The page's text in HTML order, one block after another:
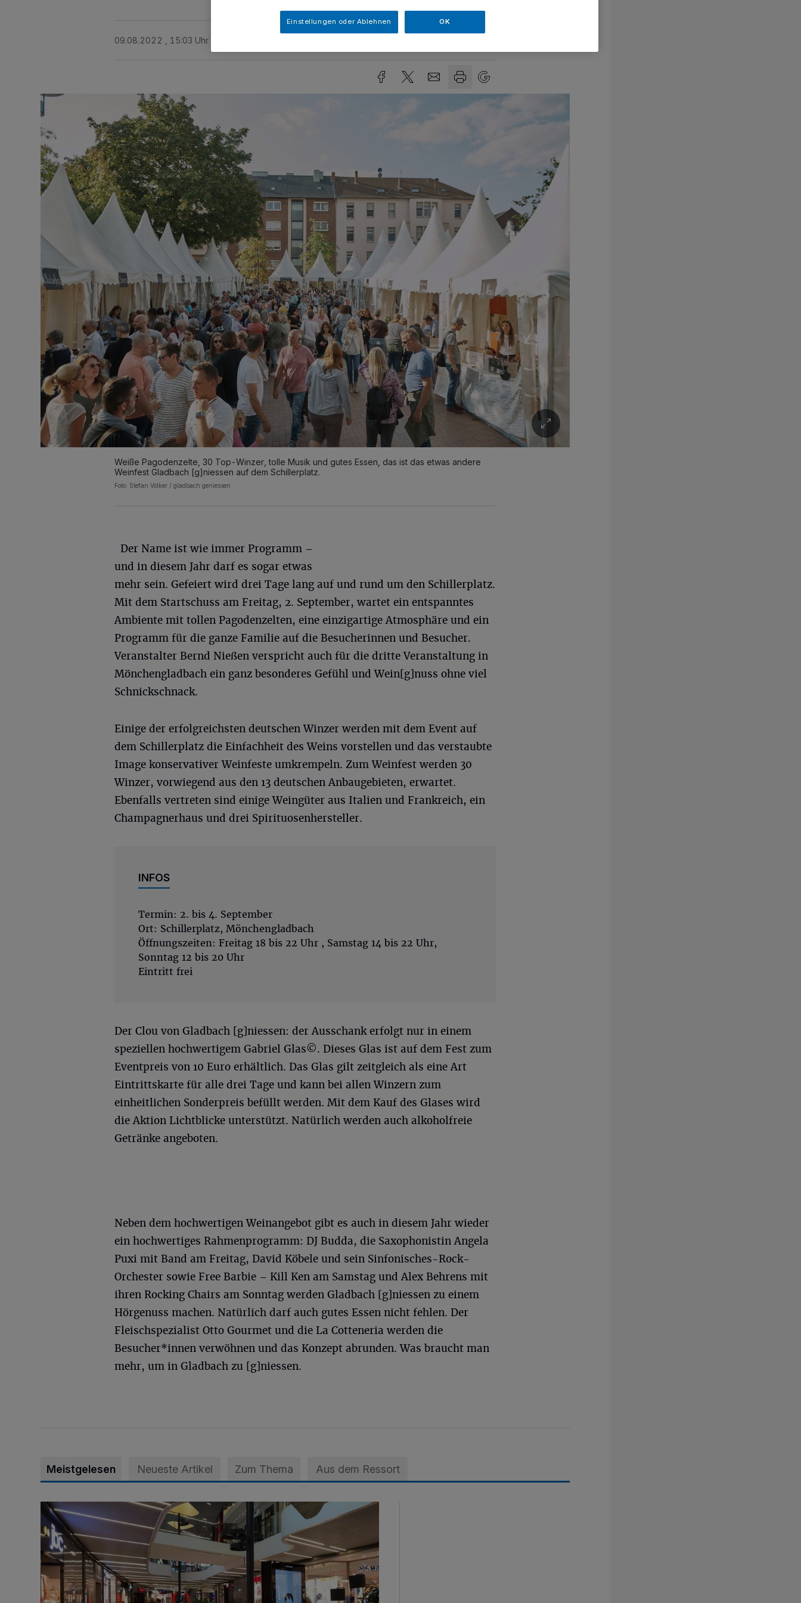
09.08.2022 , 15:03 Uhr
Weiße Pagodenzelte, 30 Top-Winzer, tolle Musik und gutes Essen, das ist das etwas andere
Weinfest Gladbach [g]niessen auf dem Schillerplatz.
Foto: Stefan Völker / gladbach geniessen
Der Name ist wie immer Programm –
und in diesem Jahr darf es sogar etwas
mehr sein. Gefeiert wird drei Tage lang auf und rund um den Schillerplatz.
Mit dem Startschuss am Freitag, 2. September, wartet ein entspanntes
Ambiente mit tollen Pagodenzelten, eine einzigartige Atmosphäre und ein
Programm für die ganze Familie auf die Besucherinnen und Besucher.
Veranstalter Bernd Nießen verspricht auch für die dritte Veranstaltung in
Mönchengladbach ein ganz besonderes Gefühl und Wein[g]nuss ohne viel
Schnickschnack.
Einige der erfolgreichsten deutschen Winzer werden mit dem Event auf
dem Schillerplatz die Einfachheit des Weins vorstellen und das verstaubte
Image konservativer Weinfeste umkrempeln. Zum Weinfest werden 30
Winzer, vorwiegend aus den 13 deutschen Anbaugebieten, erwartet.
Ebenfalls vertreten sind einige Weingüter aus Italien und Frankreich, ein
Champagnerhaus und drei Spirituosenhersteller.
INFOS
Termin: 2. bis 4. September
Ort: Schillerplatz, Mönchengladbach
Öffnungszeiten: Freitag 18 bis 22 Uhr , Samstag 14 bis 22 Uhr,
Sonntag 12 bis 20 Uhr
Eintritt frei
Der Clou von Gladbach [g]niessen: der Ausschank erfolgt nur in einem
speziellen hochwertigem Gabriel Glas©. Dieses Glas ist auf dem Fest zum
Eventpreis von 10 Euro erhältlich. Das Glas gilt zeitgleich als eine Art
Eintrittskarte für alle drei Tage und kann bei allen Winzern zum
einheitlichen Sonderpreis befüllt werden. Mit dem Kauf des Glases wird
die Aktion Lichtblicke unterstützt. Natürlich werden auch alkoholfreie
Getränke angeboten.
Neben dem hochwertigen Weinangebot gibt es auch in diesem Jahr wieder
ein hochwertiges Rahmenprogramm: DJ Budda, die Saxophonistin Angela
Puxi mit Band am Freitag, David Köbele und sein Sinfonisches-Rock-
Orchester sowie Free Barbie – Kill Ken am Samstag und Alex Behrens mit
ihren Rocking Chairs am Sonntag werden Gladbach [g]niessen zu einem
Hörgenuss machen. Natürlich darf auch gutes Essen nicht fehlen. Der
Fleischspezialist Otto Gourmet und die La Cotteneria werden die
Besucher*innen verwöhnen und das Konzept abrunden. Was braucht man
mehr, um in Gladbach zu [g]niessen.
Meistgelesen Neueste Artikel Zum Thema Aus dem Ressort
Bestandsaufnahme für die Zentren
Einstellungen oder Ablehnen OK